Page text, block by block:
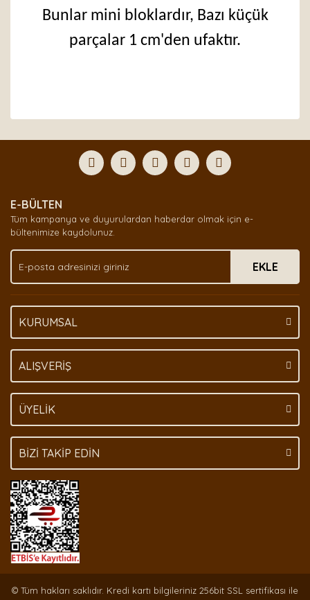
Bunlar mini bloklardır, Bazı küçük
parçalar 1 cm'den ufaktır.
Yorum Yaz
formunu kullanarak tarafımıza iletebilirsiniz.
Görüş ve önerileriniz için teşekkür ederiz.
Ürün açıklamasında eksik bilgiler bulunuyor.
Ürün bilgilerinde hatalar bulunuyor.
Bu ürüne benzer farklı alternatifler olmalı.
E-BÜLTEN
Tüm kampanya ve duyurulardan haberdar olmak için e-
bültenimize kaydolunuz.
EKLE
KURUMSAL
ALIŞVERİŞ
ÜYELİK
BİZİ TAKİP EDİN
© Tüm hakları saklıdır. Kredi kartı bilgileriniz 256bit SSL sertifikası ile